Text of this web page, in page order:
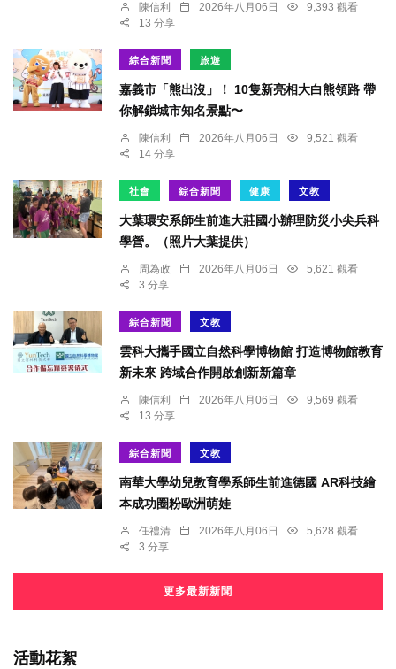
陳信利 2026年八月06日
9,393 觀看
13 分享
綜合新聞 旅遊
嘉義市「熊出沒」！ 10隻新亮相大白熊領路 帶
你解鎖城市知名景點〜
陳信利 2026年八月06日
9,521 觀看
14 分享
社會 綜合新聞 健康 文教
大葉環安系師生前進大莊國小辦理防災小尖兵科
學營。（照片大葉提供）
周為政 2026年八月06日
5,621 觀看
3 分享
綜合新聞 文教
雲科大攜手國立自然科學博物館 打造博物館教育
新未來 跨域合作開啟創新新篇章
陳信利 2026年八月06日
9,569 觀看
13 分享
綜合新聞 文教
南華大學幼兒教育學系師生前進德國 AR科技繪
本成功圈粉歐洲萌娃
任禮清 2026年八月06日
5,628 觀看
3 分享
更多最新新聞
活動花絮